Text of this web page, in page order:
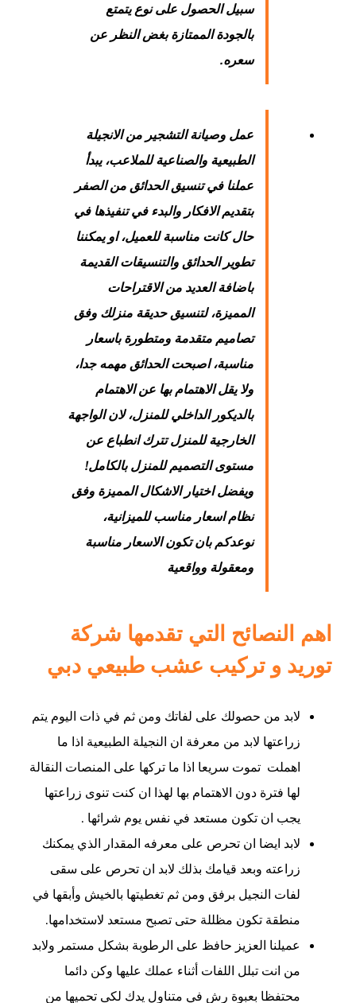
سبيل الحصول على نوع يتمتع
بالجودة الممتازة بغض النظر عن
سعره.
عمل وصيانة التشجير من الانجيلة
الطبيعية والصناعية للملاعب، يبدأ
عملنا في تنسيق الحدائق من الصفر
بتقديم الافكار والبدء في تنفيذها في
حال كانت مناسبة للعميل، او يمكننا
تطوير الحدائق والتنسيقات القديمة
باضافة العديد من الاقتراحات
المميزة، لتنسيق حديقة منزلك وفق
تصاميم متقدمة ومتطورة باسعار
مناسبة، اصبحت الحدائق مهمه جدا،
ولا يقل الاهتمام بها عن الاهتمام
بالديكور الداخلي للمنزل، لان الواجهة
الخارجية للمنزل تترك انطباع عن
مستوى التصميم للمنزل بالكامل!
ويفضل اختيار الاشكال المميزة وفق
نظام اسعار مناسب للميزانية،
نوعدكم بان تكون الاسعار مناسبة
ومعقولة وواقعية
اهم النصائح التي تقدمها شركة
توريد و تركيب عشب طبيعي دبي
لابد من حصولك على لفاتك ومن ثم في ذات اليوم يتم
زراعتها لابد من معرفة ان النجيلة الطبيعية اذا ما
اهملت تموت سريعا اذا ما تركها على المنصات النقالة
لها فترة دون الاهتمام بها لهذا ان كنت تنوى زراعتها
يجب ان تكون مستعد في نفس يوم شرائها .
لابد ايضا ان تحرص على معرفه المقدار الذي يمكنك
زراعته وبعد قيامك بذلك لابد ان تحرص على سقى
لفات النجيل برفق ومن ثم تغطيتها بالخيش وأبقها في
منطقة تكون مظللة حتى تصبح مستعد لاستخدامها.
عميلنا العزيز حافظ على الرطوبة بشكل مستمر ولابد
من انت تبلل اللفات أثناء عملك عليها وكن دائما
محتفظا بعبوة رش في متناول يدك لكى تحميها من